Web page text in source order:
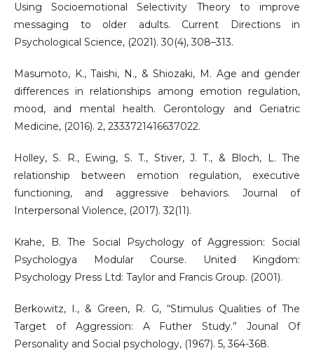
Using Socioemotional Selectivity Theory to improve
messaging to older adults. Current Directions in
Psychological Science, (2021). 30(4), 308–313.
Masumoto, K., Taishi, N., & Shiozaki, M. Age and gender
differences in relationships among emotion regulation,
mood, and mental health. Gerontology and Geriatric
Medicine, (2016). 2, 2333721416637022.
Holley, S. R., Ewing, S. T., Stiver, J. T., & Bloch, L. The
relationship between emotion regulation, executive
functioning, and aggressive behaviors. Journal of
Interpersonal Violence, (2017). 32(11).
Krahe, B. The Social Psychology of Aggression: Social
Psychologya Modular Course. United Kingdom:
Psychology Press Ltd: Taylor and Francis Group. (2001).
Berkowitz, I., & Green, R. G, “Stimulus Qualities of The
Target of Aggression: A Futher Study.” Jounal Of
Personality and Social psychology, (1967). 5, 364-368.